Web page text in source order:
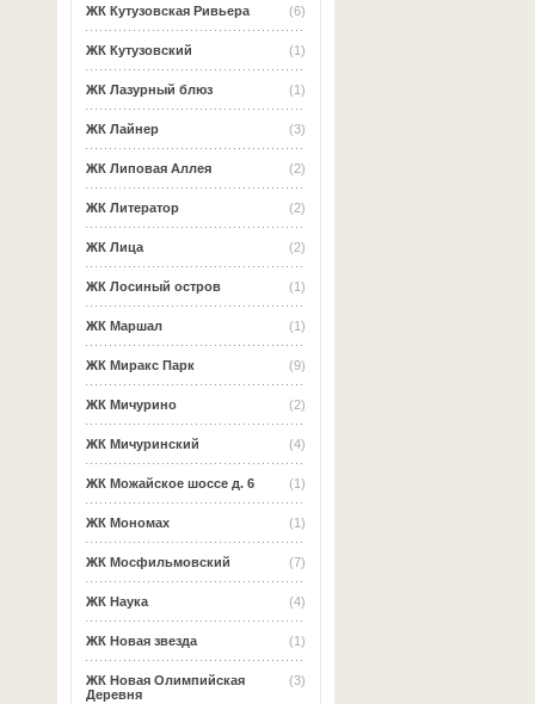
(6)
ЖК Кутузовская Ривьера
(1)
ЖК Кутузовский
(1)
ЖК Лазурный блюз
(3)
ЖК Лайнер
(2)
ЖК Липовая Аллея
(2)
ЖК Литератор
(2)
ЖК Лица
(1)
ЖК Лосиный остров
(1)
ЖК Маршал
(9)
ЖК Миракс Парк
(2)
ЖК Мичурино
(4)
ЖК Мичуринский
(1)
ЖК Можайское шоссе д. 6
(1)
ЖК Мономах
(7)
ЖК Мосфильмовский
(4)
ЖК Наука
(1)
ЖК Новая звезда
(3)
ЖК Новая Олимпийская
Деревня